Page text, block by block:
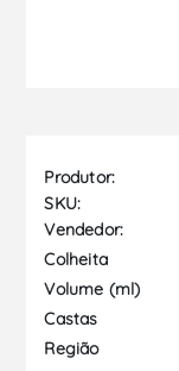
Produtor:
SKU:
Vendedor:
Colheita
Volume (ml)
Castas
Região